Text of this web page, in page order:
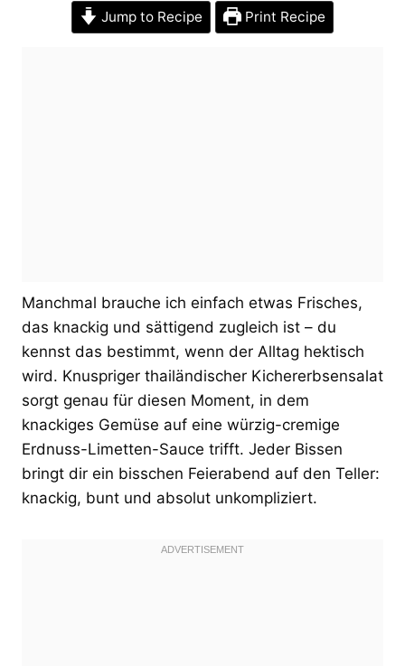
Jump to Recipe Print Recipe
Manchmal brauche ich einfach etwas Frisches,
das knackig und sättigend zugleich ist – du
kennst das bestimmt, wenn der Alltag hektisch
wird. Knuspriger thailändischer Kichererbsensalat
sorgt genau für diesen Moment, in dem
knackiges Gemüse auf eine würzig-cremige
Erdnuss-Limetten-Sauce trifft. Jeder Bissen
bringt dir ein bisschen Feierabend auf den Teller:
knackig, bunt und absolut unkompliziert.